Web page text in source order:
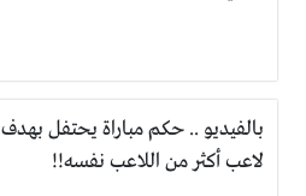
بالفيديو .. حكم مباراة يحتفل بهدف
لاعب أكثر من اللاعب نفسه!!